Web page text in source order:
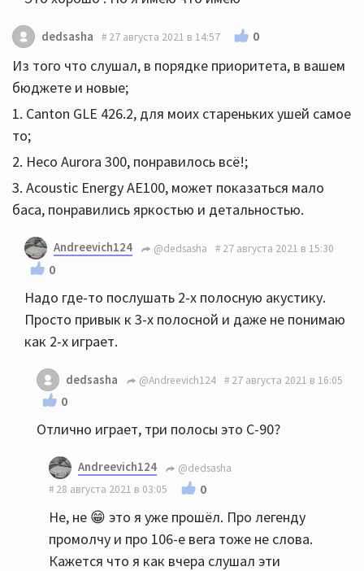
dedsasha 27 августа 2021 в 14:57 0
Из того что слушал, в порядке приоритета, в вашем
бюджете и новые;
1. Canton GLE 426.2, для моих стареньких ушей самое
то;
2. Heco Aurora 300, понравилось всё!;
3. Acoustic Energy AE100, может показаться мало
баса, понравились яркостью и детальностью.
Andreevich124 @dedsasha 27 августа 2021 в 15:30
0
Надо где-то послушать 2-х полосную акустику.
Просто привык к 3-х полосной и даже не понимаю
как 2-х играет.
dedsasha @Andreevich124 27 августа 2021 в 16:05
0
Отлично играет, три полосы это С-90?
Andreevich124
@dedsasha
28 августа 2021 в 03:05
0
Не, не 😁 это я уже прошёл. Про легенду
промолчу и про 106-е вега тоже не слова.
Кажется что я как вчера слушал эти